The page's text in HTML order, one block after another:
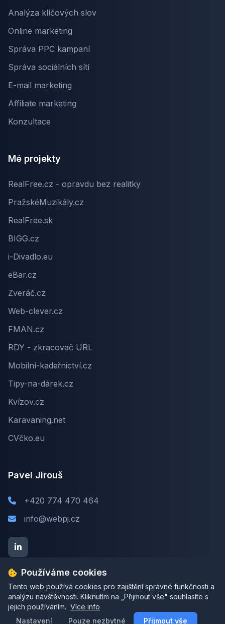
Analýza klíčových slov
Online marketing
Správa PPC kampaní
Správa sociálních sítí
E-mail marketing
Affiliate marketing
Konzultace
Mé projekty
RealFree.cz - opravdu bez realitky
PražskéMuzikály.cz
RealFree.sk
BIGG.cz
i-Divadlo.eu
eBar.cz
Zveráč.cz
Web-clever.cz
FMAN.cz
RDY - zkracovač URL
Mobilní-kadeřnictví.cz
Tipy-na-dárek.cz
Kvízov.cz
Karavaning.net
CVčko.eu
Pavel Jirouš
+420 774 470 464
info@webpj.cz
© 2026 webpj.cz. Všechna práva vyhrazena.
Pavel Jirouš | IČ: 06484824
Používáme cookies
Tento web používá cookies pro zajištění správné funkčnosti a
analýzu návštěvnosti. Kliknutím na „Přijmout vše" souhlasíte s
jejich používáním. Více info
Nastavení
Pouze nezbytné Přijmout vše